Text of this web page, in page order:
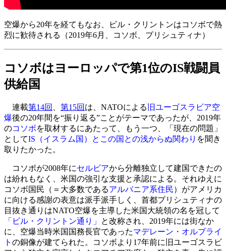
空爆から20年を経てもなお、ビル・クリントンはコソボで熱
烈に歓待される（2019年6月、コソボ、プリシュティナ）
コソボはヨーロッパで第1位のIS戦闘員
供給国
連載第14回 第15回 は、NATOによる 旧ユーゴスラビア空
爆後の20年間を“振り返る”ことがテーマであったが、2019年
のコソボを取材するにあたって、もう一つ、「現在の問題」
としてIS（イスラム国）とこの国との浅からぬ関わり を聞き
取りたかった。
コソボが2008年にセルビアから分離独立して建国できたの
は紛れもなく、米国の強引な支援と承認による。それゆえに
コソボ国民（＝大多数であるアルバニア系住民）がアメリカ
に向ける感謝の表意は派手派手しく、首都プリシュティナの
目抜き通りはNATO空爆を主導した米国大統領の名を冠して
「ビル・クリントン通り」
と改称され、2019年には街なか
に、空爆当時米国国務長官であったマデレーン・オルブライ
ト の銅像が建てられた。コソボより17年前に旧ユーゴスラビ